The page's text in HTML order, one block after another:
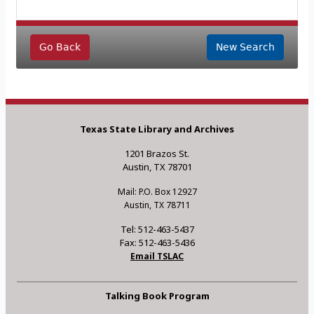
Go Back New Search
Texas State Library and Archives
1201 Brazos St.
Austin, TX 78701
Mail: P.O. Box 12927
Austin, TX 78711
Tel: 512-463-5437
Fax: 512-463-5436
Email TSLAC
Talking Book Program